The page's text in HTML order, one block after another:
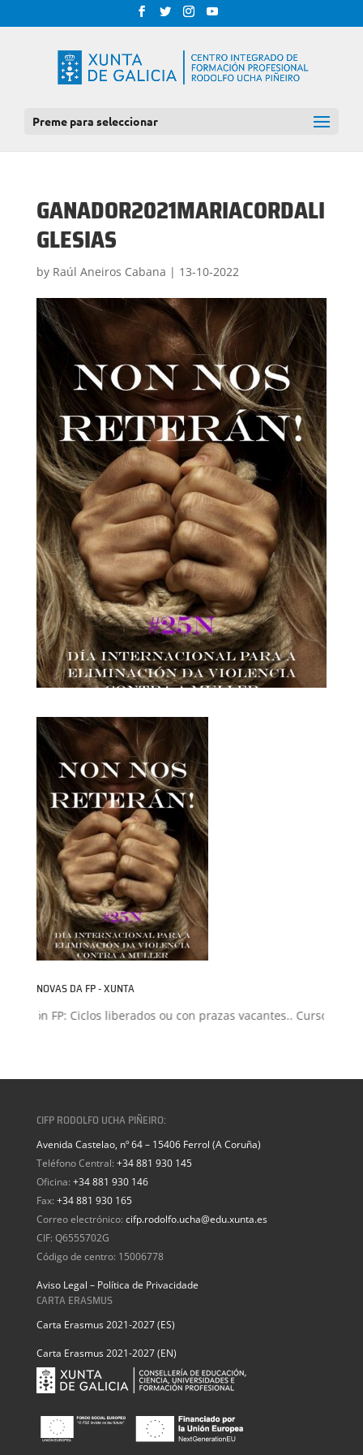
Preme para seleccionar
GANADOR2021MARIACORDALI
GLESIAS
by Raúl Aneiros Cabana | 13-10-2022
NOVAS DA FP - XUNTA
FP: Ciclos liberados ou con prazas vacantes.. Curso 2026-
CIFP RODOLFO UCHA PIÑEIRO:
Avenida Castelao, nº 64 – 15406 Ferrol (A Coruña)
Teléfono Central: +34 881 930 145
Oficina: +34 881 930 146
Fax: +34 881 930 165
Correo electrónico: cifp.rodolfo.ucha@edu.xunta.es
CIF: Q6555702G
Código de centro: 15006778
Aviso Legal – Política de Privacidade
CARTA ERASMUS
Carta Erasmus 2021-2027 (ES)
Carta Erasmus 2021-2027 (EN)